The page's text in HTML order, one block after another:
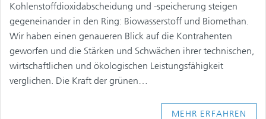
Kohlenstoffdioxidabscheidung und -speicherung steigen
gegeneinander in den Ring: Biowasserstoff und Biomethan.
Wir haben einen genaueren Blick auf die Kontrahenten
geworfen und die Stärken und Schwächen ihrer technischen,
wirtschaftlichen und ökologischen Leistungsfähigkeit
verglichen. Die Kraft der grünen…
MEHR ERFAHREN